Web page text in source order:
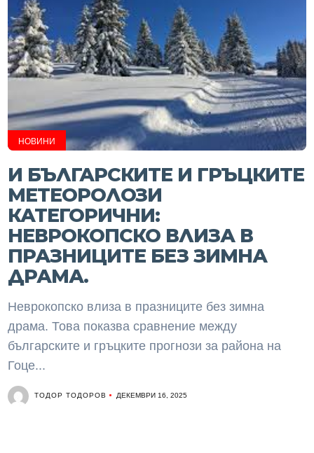
НОВИНИ
И БЪЛГАРСКИТЕ И ГРЪЦКИТЕ
МЕТЕОРОЛОЗИ
КАТЕГОРИЧНИ:
НЕВРОКОПСКО ВЛИЗА В
ПРАЗНИЦИТЕ БЕЗ ЗИМНА
ДРАМА.
Неврокопско влиза в празниците без зимна
драма. Това показва сравнение между
българските и гръцките прогнози за района на
Гоце...
ТОДОР ТОДОРОВ ДЕКЕМВРИ 16, 2025